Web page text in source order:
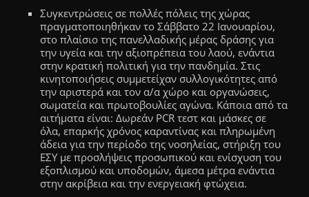
Συγκεντρώσεις σε πολλές πόλεις της χώρας
πραγματοποιηθήκαν το Σάββατο 22 Ιανουαρίου,
στο πλαίσιο της πανελλαδικής μέρας δράσης για
την υγεία και την αξιοπρέπεια του λαού, ενάντια
στην κρατική πολιτική για την πανδημία. Στις
κινητοποιήσεις συμμετείχαν συλλογικότητες από
την αριστερά και τον α/α χώρο και οργανώσεις,
σωματεία και πρωτοβουλίες αγώνα. Κάποια από τα
αιτήματα είναι: Δωρεάν PCR τεστ και μάσκες σε
όλα, επαρκής χρόνος καραντίνας και πληρωμένη
άδεια για την περίοδο της νοσηλείας, στήριξη του
ΕΣΥ με προσλήψεις προσωπικού και ενίσχυση του
εξοπλισμού και υποδομών, άμεσα μέτρα ενάντια
στην ακρίβεια και την ενεργειακή φτώχεια.